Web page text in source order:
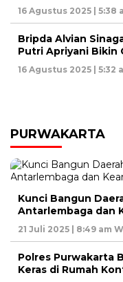
16 Agustus 2025 | 5:38
Bripda Alvian
Putri Apriyani Bikin
16 Agustus 2025 | 5:32
PURWAKARTA
Kunci Bangun
Antarlembaga dan
21 Juli 2025 | 8:49 am
Polres Purwakarta
Keras di Rumah